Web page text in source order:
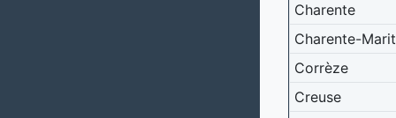
Charente
Charente-
Corrèze
Creuse